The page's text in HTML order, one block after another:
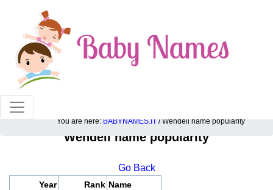
100% American popular baby names!
You are here: BABYNAMES.IT / Wendell name popularity
Wendell name popularity
Go Back
Year Rank Name